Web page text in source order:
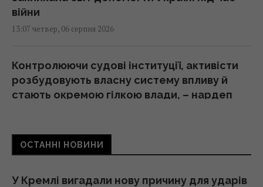
війни
13:07 четвер, 06 серпня 2026
Контролюючи судові інституції, активісти
розбудовують власну систему впливу й
стають окремою гілкою влади, – нардеп
дієтологи назвали безпечну норму
ОСТАННІ НОВИНИ
У Кремлі вигадали нову причину для ударів